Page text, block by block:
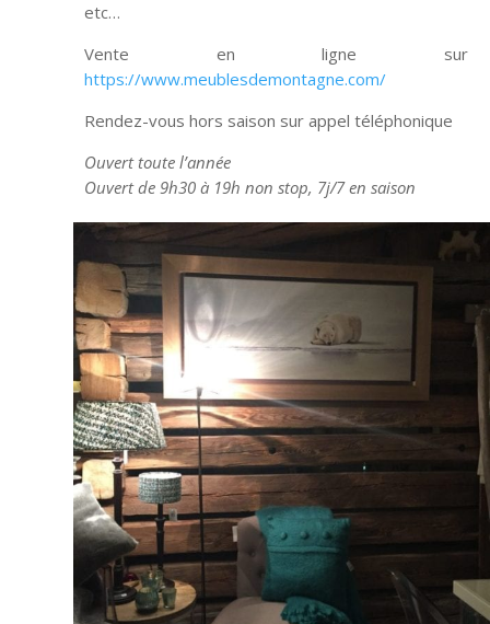
etc…
Vente en ligne sur
https://www.meublesdemontagne.com/
Rendez-vous hors saison sur appel téléphonique
Ouvert toute l’année
Ouvert de 9h30 à 19h non stop, 7j/7 en saison